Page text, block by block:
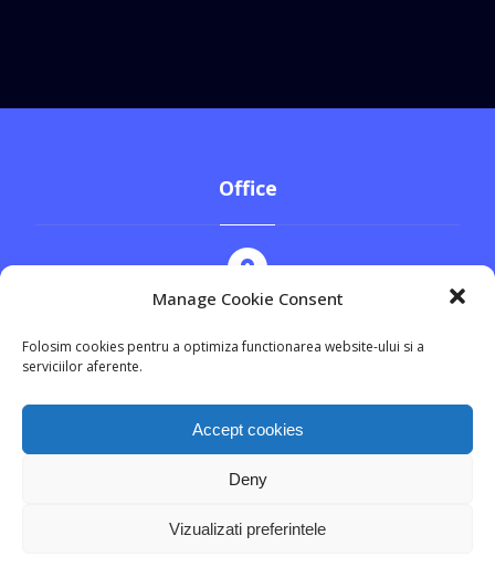
Manage Cookie Consent
Folosim cookies pentru a optimiza functionarea website-ului si a
serviciilor aferente.
Accept cookies
Deny
Vizualizati preferintele
Office
Str. Cezar Bolliac, nr.8, Sector 3